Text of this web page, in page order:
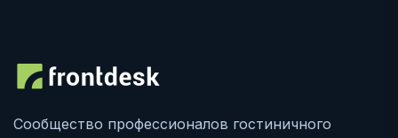
Сообщество профессионалов гостиничного